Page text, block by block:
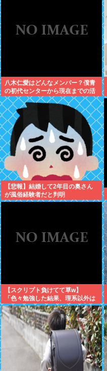
八木仁愛はどんなメンバー？僕青
の初代センターから現在までの活
動を紹介
【悲報】結婚して2年目の奥さん
が風俗経験者だと判明
【スクリプト負けてて草w】
「色々勉強した結果、理系以外は
エラー品だと気付いた【ガチ】」
について、もっと具体的に話そう
か